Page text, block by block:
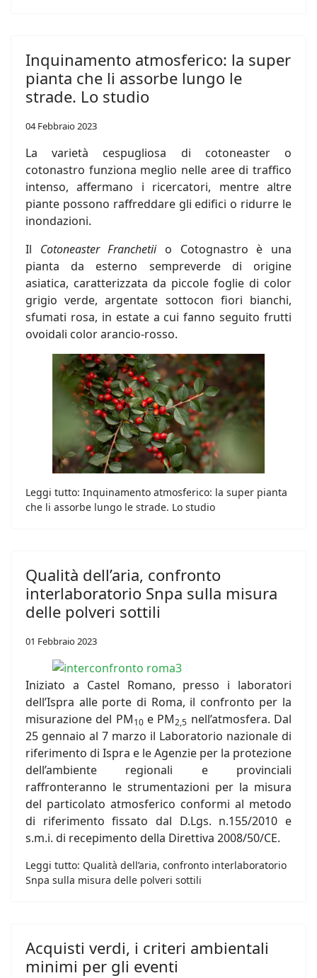
Inquinamento atmosferico: la super
pianta che li assorbe lungo le
strade. Lo studio
04 Febbraio 2023
La varietà cespugliosa di cotoneaster o
cotonastro funziona meglio nelle aree di traffico
intenso, affermano i ricercatori, mentre altre
piante possono raffreddare gli edifici o ridurre le
inondazioni.
Il Cotoneaster Franchetiio Cotognastro è una
pianta da esterno sempreverde di origine
asiatica, caratterizzata da piccole foglie di color
grigio verde, argentate sottocon fiori bianchi,
sfumati rosa, in estate a cui fanno seguito frutti
ovoidali color arancio-rosso.
Leggi tutto: Inquinamento atmosferico: la super pianta
che li assorbe lungo le strade. Lo studio
Qualità dell’aria, confronto
interlaboratorio Snpa sulla misura
delle polveri sottili
01 Febbraio 2023
Iniziato a Castel Romano, presso i laboratori
dell’Ispra alle porte di Roma, il confronto per la
misurazione del PM10e PM2,5 nell’atmosfera. Dal
25 gennaio al 7 marzo il Laboratorio nazionale di
riferimento di Ispra e le Agenzie per la protezione
dell’ambiente regionali e provinciali
raffronteranno le strumentazioni per la misura
del particolato atmosferico conformi al metodo
di riferimento fissato dal D.Lgs. n.155/2010 e
s.m.i. di recepimento della Direttiva 2008/50/CE.
Leggi tutto: Qualità dell’aria, confronto interlaboratorio
Snpa sulla misura delle polveri sottili
Acquisti verdi, i criteri ambientali
minimi per gli eventi